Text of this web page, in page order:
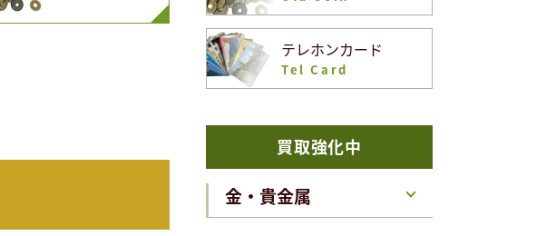
テレホンカード
Tel Card
買取強化中
金・貴金属